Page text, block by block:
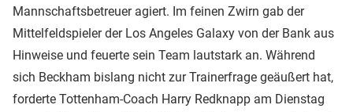
Mannschaftsbetreuer agiert. Im feinen Zwirn gab der
Mittelfeldspieler der Los Angeles Galaxy von der Bank aus
Hinweise und feuerte sein Team lautstark an. Während
sich Beckham bislang nicht zur Trainerfrage geäußert hat,
forderte Tottenham-Coach Harry Redknapp am Dienstag